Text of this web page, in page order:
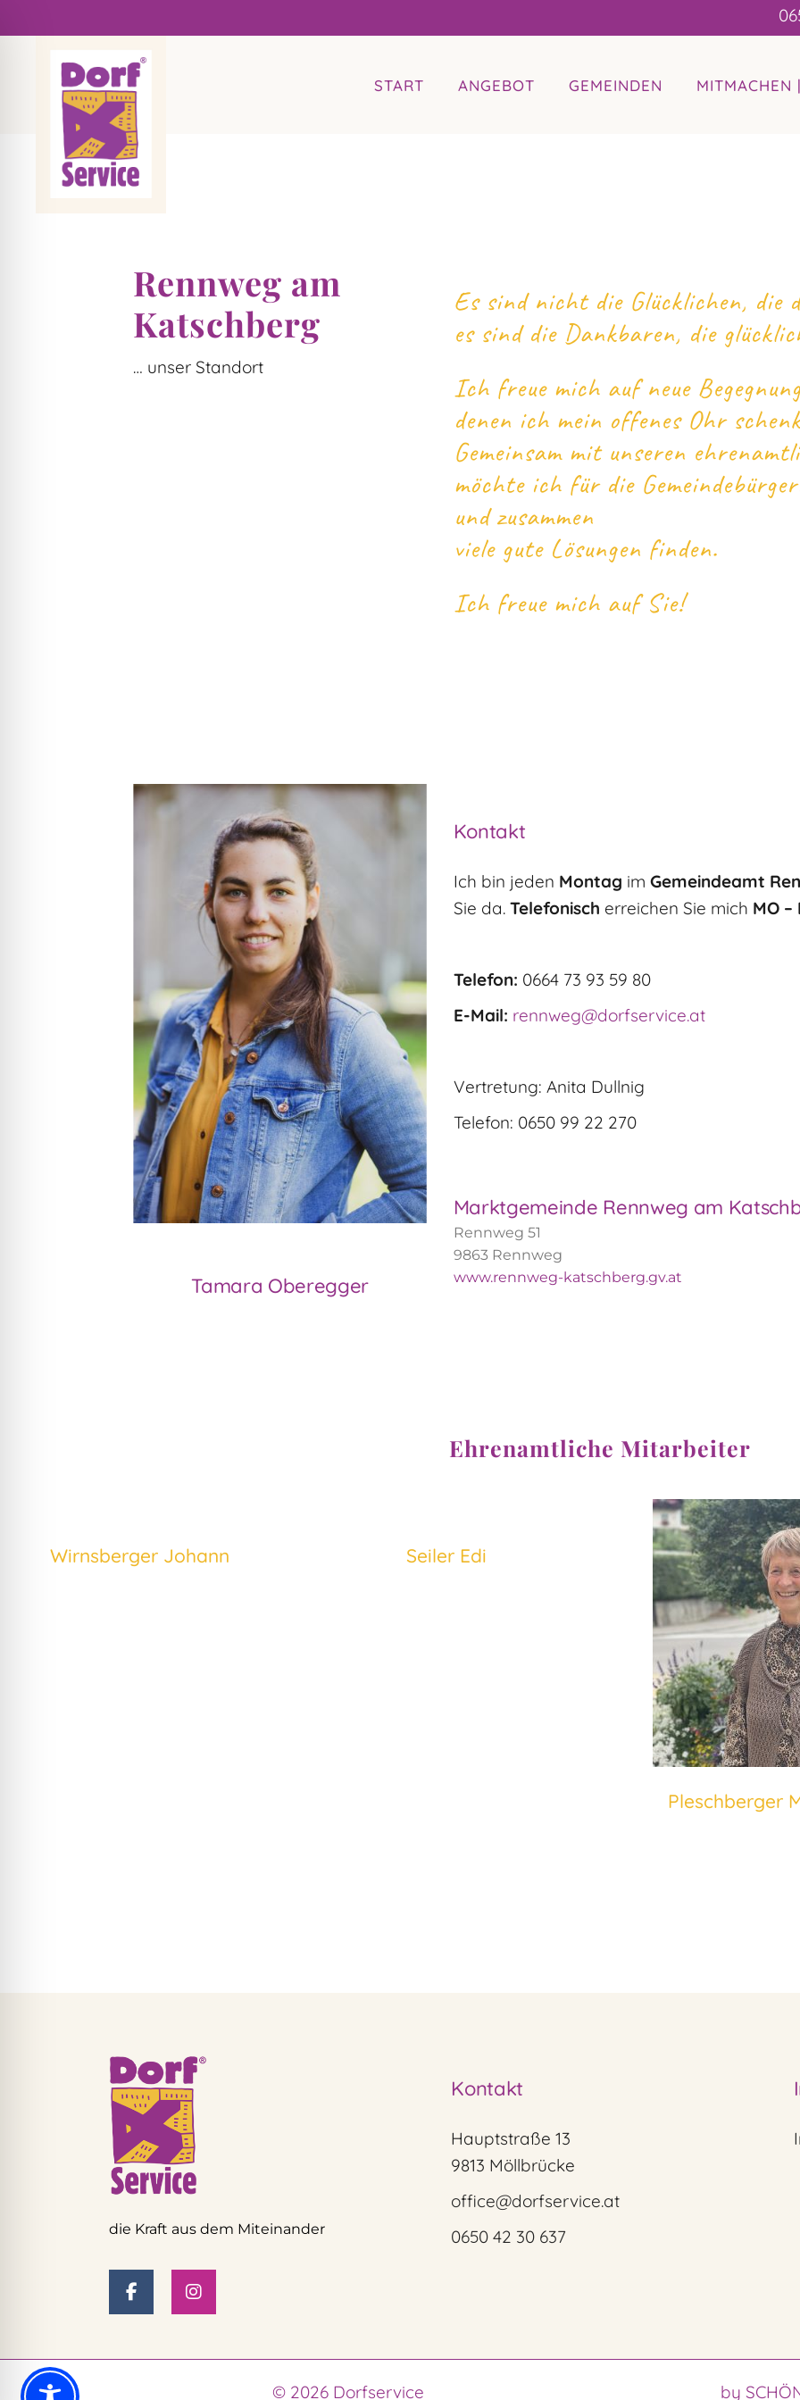
START ANGEBOT GEMEINDEN MITMACHEN
Rennweg am
Katschberg
… unser Standort
Es sind nicht die Glücklichen, die
es sind die Dankbaren, die
Ich freue mich auf neue
denen ich mein offenes Ohr
Gemeinsam mit unseren
möchte ich für die
und zusammen
viele gute Lösungen finden.
Ich freue mich auf Sie!
Tamara Oberegger
Kontakt
Ich bin jeden Montag im Gemeindeamt
Sie da. Telefonisch erreichen Sie mich MO –
Telefon: 0664 73 93 59 80
E-Mail: rennweg@dorfservice.at
Vertretung: Anita Dullnig
Telefon: 0650 99 22 270
Marktgemeinde Rennweg am
Rennweg 51
9863 Rennweg
www.rennweg-katschberg.gv.at
Ehrenamtliche Mitarbeiter
Wirnsberger Johann Seiler Edi
Pleschberger
die Kraft aus dem Miteinander
Kontakt
Hauptstraße 13
9813 Möllbrücke
office@dorfservice.at
0650 42 30 637
© 2026 Dorfservice by